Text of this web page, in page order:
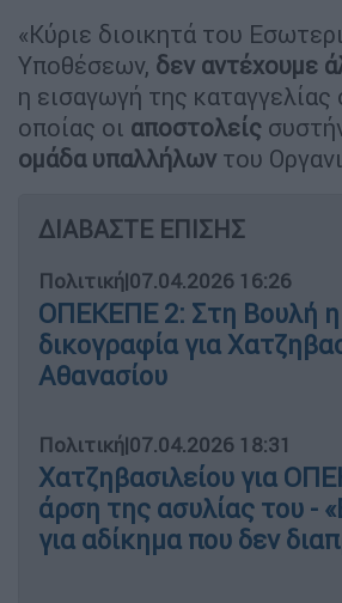
«Κύριε διοικητά του
Υποθέσεων, δεν αντέχουμε
η εισαγωγή της καταγγελίας
οποίας οι αποστολείς
ομάδα υπαλλήλων του
ΔΙΑΒΑΣΤΕ ΕΠΙΣΗΣ
Πολιτική|07.04.2026 16:26
ΟΠΕΚΕΠΕ 2: Στη Βουλή η
δικογραφία για
Αθανασίου
Πολιτική|07.04.2026 18:31
Χατζηβασιλείου για
άρση της ασυλίας του -
για αδίκημα που δεν